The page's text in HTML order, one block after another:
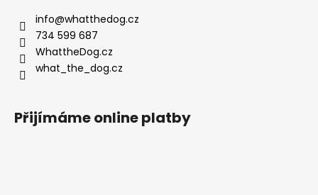
info@whatthedog.cz
734 599 687
WhattheDog.cz
what_the_dog.cz
Přijímáme online platby